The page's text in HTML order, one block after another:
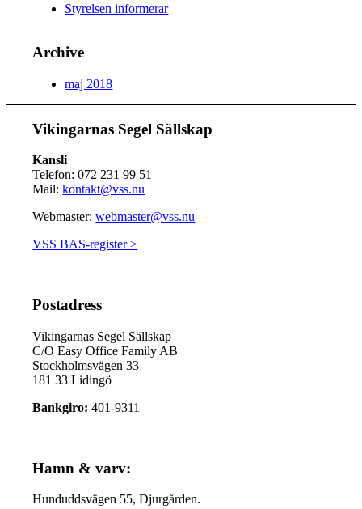
Styrelsen informerar
Archive
maj 2018
Vikingarnas Segel Sällskap
Kansli
Telefon: 072 231 99 51
Mail:kontakt@vss.nu
Webmaster:webmaster@vss.nu
VSS BAS-register >
Postadress
Vikingarnas Segel Sällskap
C/O Easy Office Family AB
Stockholmsvägen 33
181 33 Lidingö
Bankgiro:401-9311
Hamn & varv:
Hunduddsvägen 55, Djurgården.